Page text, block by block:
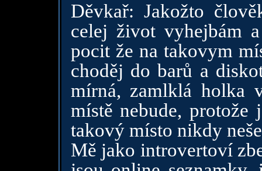
Děvkař: Jakožto
celej život vyhejbám
pocit že na takovym
choděj do barů a
mírná, zamlklá holka
místě nebude,
takový místo nikdy
Mě jako introvertoví